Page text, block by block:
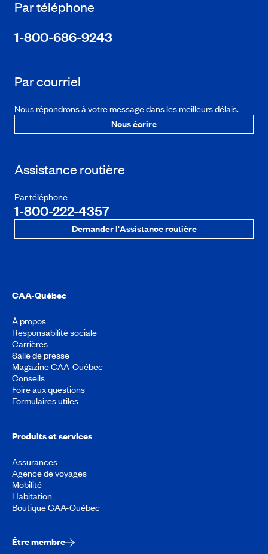
Par téléphone
1-800-686-9243
Par courriel
Nous répondrons à votre message dans les meilleurs délais.
Nous écrire
Assistance routière
Par téléphone
1-800-222-4357
Demander l'Assistance routière
CAA-Québec
À propos
Responsabilité sociale
Carrières
Salle de presse
Magazine CAA-Québec
Conseils
Foire aux questions
Formulaires utiles
Produits et services
Assurances
Agence de voyages
Mobilité
Habitation
Boutique CAA-Québec
Être membre